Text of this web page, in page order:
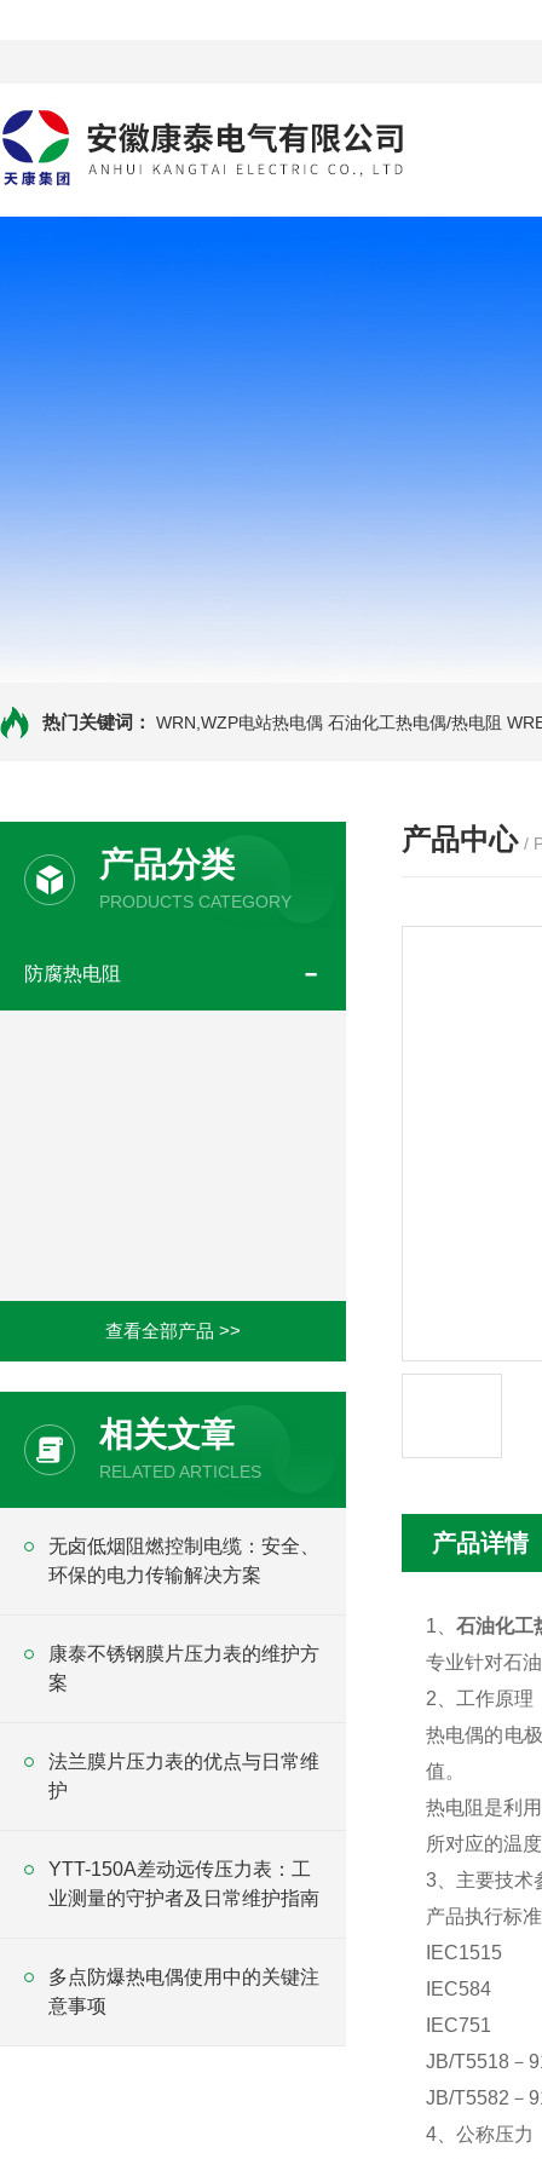
热门关键词： WRN,WZP电站热电偶 石油化工热电偶/热电阻
产品分类
PRODUCTS CATEGORY
防腐热电阻
查看全部产品 >>
相关文章
RELATED ARTICLES
无卤低烟阻燃控制电缆：安全、
环保的电力传输解决方案
康泰不锈钢膜片压力表的维护方
案
法兰膜片压力表的优点与日常维
护
YTT-150A差动远传压力表：工
业测量的守护者及日常维护指南
多点防爆热电偶使用中的关键注
意事项
产品中心 /
产品详情
1、 石油化工
专业针对石
2、工作原理
热电偶的电
值。
热电阻是利
所对应的温
3、主要技术
产品执行标
IEC1515
IEC584
IEC751
JB/T5518－
JB/T5582－
4、公称压力